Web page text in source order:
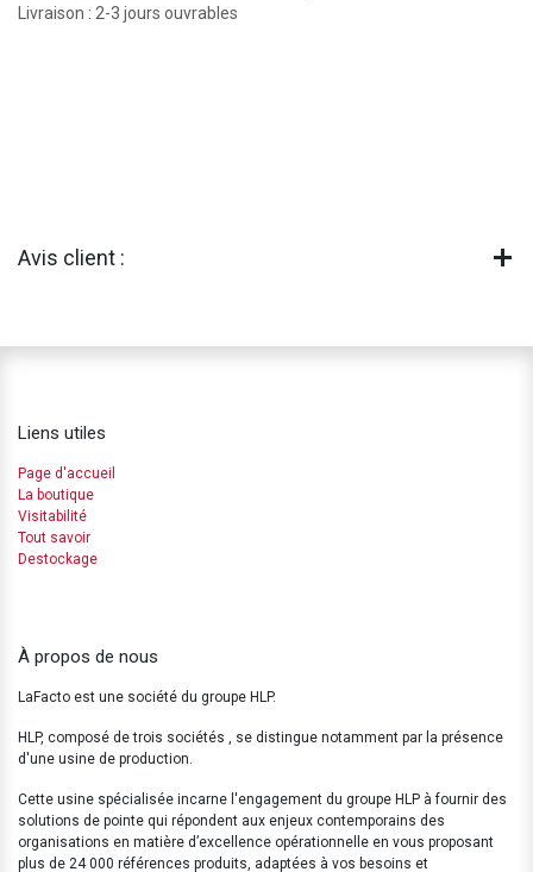
Livraison : 2-3 jours ouvrables
Avis client :
Liens utiles
Page d'accueil
La boutique
Visitabilité
Tout savoir
Destockage
À propos de nous
LaFacto est une société du groupe HLP.
HLP, composé de trois sociétés , se distingue notamment par la présence
d'une usine de production.
Cette usine spécialisée incarne l'engagement du groupe HLP à fournir des
solutions de pointe qui répondent aux enjeux contemporains des
organisations en matière d’excellence opérationnelle en vous proposant
plus de 24 000 références produits, adaptées à vos besoins et